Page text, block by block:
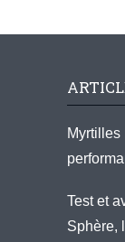
Myrtilles
Test et
Sphère,